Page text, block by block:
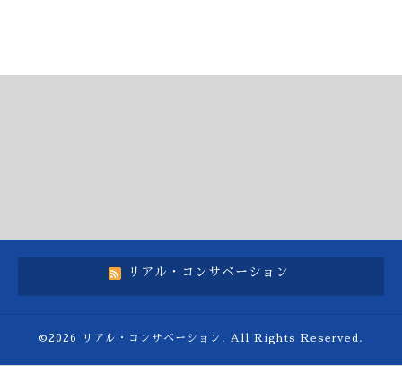
リアル・コンサベーション
©2026 リアル・コンサベーション . All Rights Reserved.